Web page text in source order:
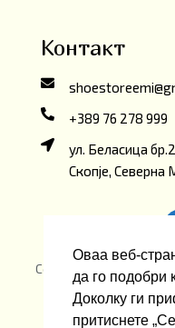
Контакт
+389 76 278 999
ул. Беласица
Скопје, Северна
Copyright ©2026 Emi
Оваа веб-
да го подобри
Доколку ги
притиснете